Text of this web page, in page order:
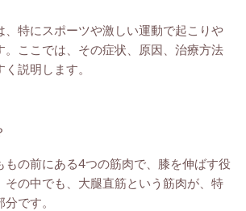
、特にスポーツや激しい運動で起こりや
。ここでは、その症状、原因、治療方法
説明します。
もの前にある4つの筋肉で、膝を伸ばす役
その中でも、大腿直筋という筋肉が、特
です。